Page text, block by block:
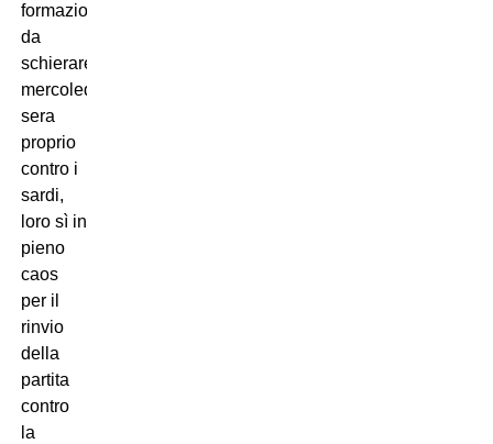
formazione
da
schierare
mercoledì
sera
proprio
contro i
sardi,
loro sì in
pieno
caos
per il
rinvio
della
partita
contro
la